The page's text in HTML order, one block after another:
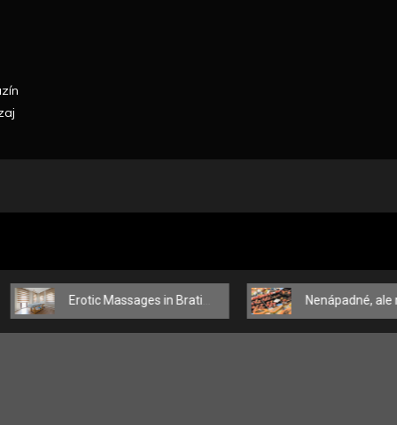
Erotic Massages in Bratislava – Touches That Delight the Body and Mind Nenápadné, ale nenahraditeľné